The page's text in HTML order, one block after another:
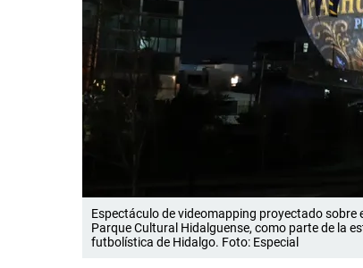
Espectáculo de videomapping proyectado sobre
Parque Cultural Hidalguense, como parte de la
futbolística de Hidalgo. Foto: Especial